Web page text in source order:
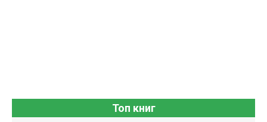
Топ книг